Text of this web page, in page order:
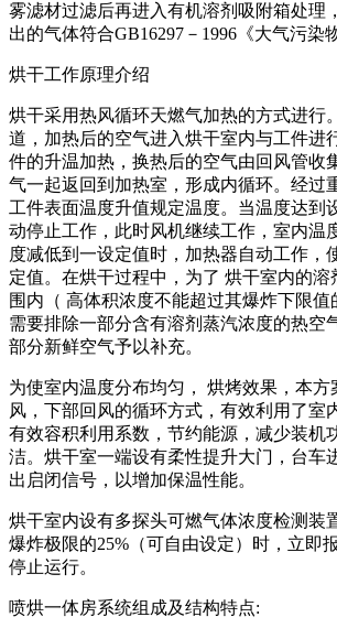
雾滤材过滤后再进入有机溶剂吸附箱处理
出的气体符合GB16297 － 1996 《大气污染
烘干工作原理介绍
烘干采用热风循环天燃气加热的方式进行
道，加热后的空气进入烘干室内与工件进
件的升温加热，换热后的空气由回风管收
气一起返回到加热室，形成内循环。经过
工件表面温度升值规定温度。当温度达到
动停止工作，此时风机继续工作，室内温
度减低到一设定值时，加热器自动工作，
定值。在烘干过程中，为了 烘干室内的溶
围内（ 高体积浓度不能超过其爆炸下限值
需要排除一部分含有溶剂蒸汽浓度的热空
部分新鲜空气予以补充。
为使室内温度分布均匀， 烘烤效果，本方
风，下部回风的循环方式，有效利用了室
有效容积利用系数，节约能源，减少装机
洁。烘干室一端设有柔性提升大门，台车
出启闭信号，以增加保温性能。
烘干室内设有多探头可燃气体浓度检测装
爆炸极限的25% （可自由设定）时，立即
停止运行。
喷烘一体房系统组成及结构特点: